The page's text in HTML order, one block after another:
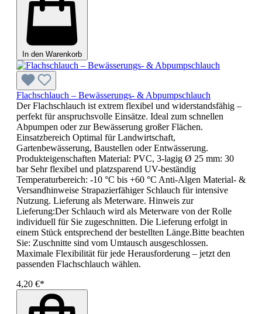
In den Warenkorb
Flachschlauch – Bewässerungs- & Abpumpschlauch
Der Flachschlauch ist extrem flexibel und widerstandsfähig –
perfekt für anspruchsvolle Einsätze. Ideal zum schnellen
Abpumpen oder zur Bewässerung großer Flächen.
Einsatzbereich Optimal für Landwirtschaft,
Gartenbewässerung, Baustellen oder Entwässerung.
Produkteigenschaften Material: PVC, 3-lagig Ø 25 mm: 30
bar Sehr flexibel und platzsparend UV-beständig
Temperaturbereich: -10 °C bis +60 °C Anti-Algen Material- &
Versandhinweise Strapazierfähiger Schlauch für intensive
Nutzung. Lieferung als Meterware. Hinweis zur
Lieferung:Der Schlauch wird als Meterware von der Rolle
individuell für Sie zugeschnitten. Die Lieferung erfolgt in
einem Stück entsprechend der bestellten Länge.Bitte beachten
Sie: Zuschnitte sind vom Umtausch ausgeschlossen.
Maximale Flexibilität für jede Herausforderung – jetzt den
passenden Flachschlauch wählen.
4,20 €*